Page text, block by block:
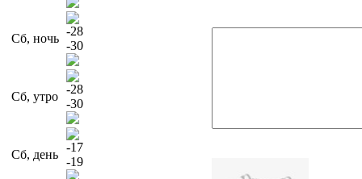
Сб, ночь
-28
-30
Сб, утро
-28
-30
Сб, день
-17
-19